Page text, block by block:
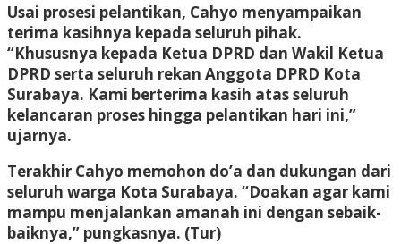
Usai prosesi pelantikan, Cahyo menyampaikan
terima kasihnya kepada seluruh pihak.
“Khususnya kepada Ketua DPRD dan Wakil Ketua
DPRD serta seluruh rekan Anggota DPRD Kota
Surabaya. Kami berterima kasih atas seluruh
kelancaran proses hingga pelantikan hari ini,”
ujarnya.
Terakhir Cahyo memohon do’a dan dukungan dari
seluruh warga Kota Surabaya. “Doakan agar kami
mampu menjalankan amanah ini dengan sebaik-
baiknya,” pungkasnya. (Tur)